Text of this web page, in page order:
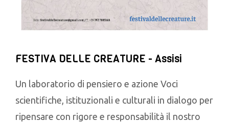
FESTIVA DELLE CREATURE - Assisi
Un laboratorio di pensiero e azione Voci
scientifiche, istituzionali e culturali in dialogo per
ripensare con rigore e responsabilità il nostro